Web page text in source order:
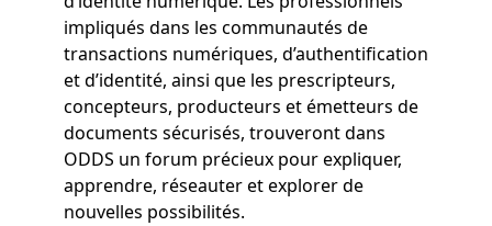
impliqués dans les communautés de
transactions numériques, d’authentification
et d’identité, ainsi que les prescripteurs,
concepteurs, producteurs et émetteurs de
documents sécurisés, trouveront dans
ODDS un forum précieux pour expliquer,
apprendre, réseauter et explorer de
nouvelles possibilités.